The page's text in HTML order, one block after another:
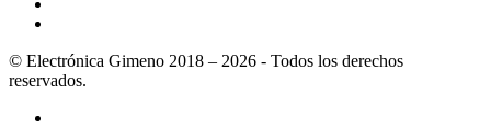
© Electrónica Gimeno 2018 – 2026 - Todos los derechos
reservados.